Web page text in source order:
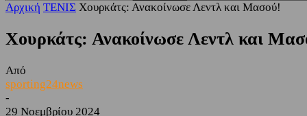
Αρχική ΤΕΝΙΣ Χουρκάτς: Ανακοίνωσε Λεντλ και Μασού!
Χουρκάτς: Ανακοίνωσε Λεντλ και
Από
sporting24news
-
29 Νοεμβρίου 2024